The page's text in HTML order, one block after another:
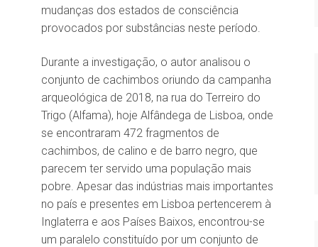
mudanças dos estados de consciência
provocados por substâncias neste período.
Durante a investigação, o autor analisou o
conjunto de cachimbos oriundo da campanha
arqueológica de 2018, na rua do Terreiro do
Trigo (Alfama), hoje Alfândega de Lisboa, onde
se encontraram 472 fragmentos de
cachimbos, de calino e de barro negro, que
parecem ter servido uma população mais
pobre. Apesar das indústrias mais importantes
no país e presentes em Lisboa pertencerem à
Inglaterra e aos Países Baixos, encontrou-se
um paralelo constituído por um conjunto de